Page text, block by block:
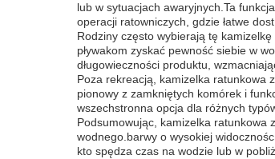
lub w sytuacjach awaryjnych.Ta
operacji ratowniczych, gdzie łatwe
Rodziny często wybierają tę
pływakom zyskać pewność siebie w
długowieczności produktu,
Poza rekreacją, kamizelka ratunkowa
pionowy z zamkniętych komórek i
wszechstronna opcja dla różnych
Podsumowując, kamizelka ratunkowa
wodnego.barwy o wysokiej
kto spędza czas na wodzie lub w